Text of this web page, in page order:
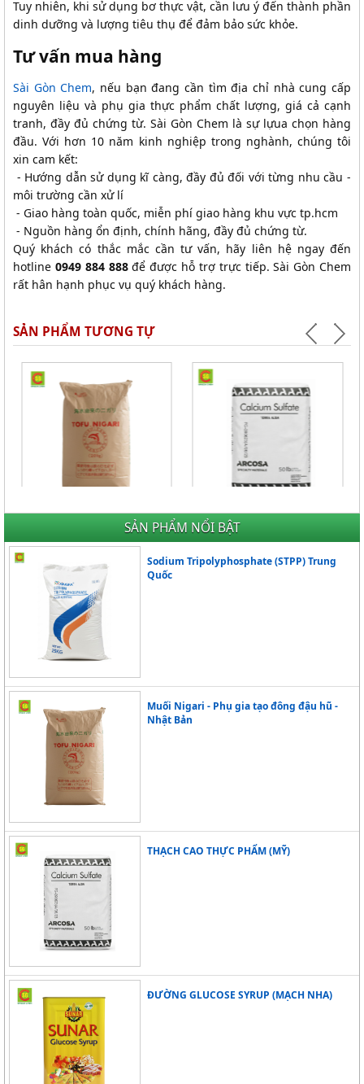
SẢN PHẨM NỔI BẬT
Sodium Tripolyphosphate (STPP) Trung
Quốc
Muối Nigari - Phụ gia tạo đông đậu hũ -
Nhật Bản
THẠCH CAO THỰC PHẨM (MỸ)
ĐƯỜNG GLUCOSE SYRUP (MẠCH NHA)
Tuy nhiên, khi sử dụng bơ thực vật, cần lưu ý đến thành phần
dinh dưỡng và lượng tiêu thụ để đảm bảo sức khỏe.
Tư vấn mua hàng
Sài Gòn Chem, nếu bạn đang cần tìm địa chỉ nhà cung cấp
nguyên liệu và phụ gia thực phẩm chất lượng, giá cả cạnh
tranh, đầy đủ chứng từ. Sài Gòn Chem là sự lựua chọn hàng
đầu. Với hơn 10 năm kinh nghiệp trong nghành, chúng tôi
xin cam kết:
- Hướng dẫn sử dụng kĩ càng, đầy đủ đối với từng nhu cầu -
môi trường cần xử lí
- Giao hàng toàn quốc, miễn phí giao hàng khu vực tp.hcm
- Nguồn hàng ổn định, chính hãng, đầy đủ chứng từ.
Quý khách có thắc mắc cần tư vấn, hãy liên hệ ngay đến
hotline 0949 884 888để được hỗ trợ trực tiếp. Sài Gòn Chem
rất hân hạnh phục vụ quý khách hàng.
SẢN PHẨM TƯƠNG TỰ
Muối Nigari - Phụ gia tạo đông
đậu hũ - Nhật Bản
Giá Liên hệ
THẠCH CAO THỰC PHẨM (MỸ)